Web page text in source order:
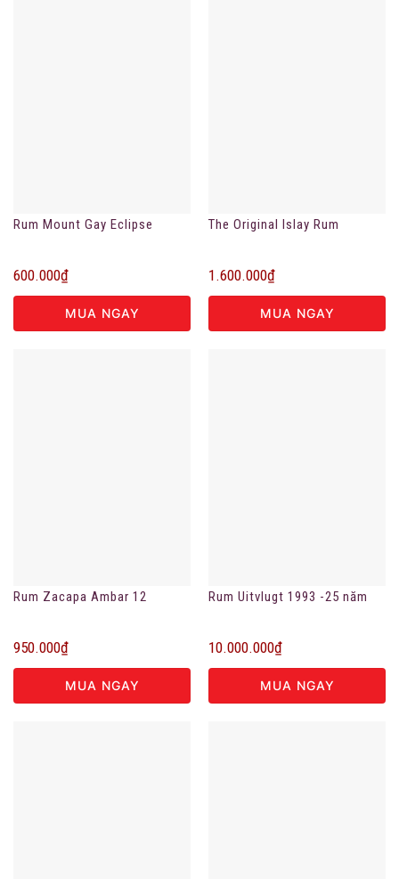
Rum Mount Gay Eclipse
600.000₫
MUA NGAY
The Original Islay Rum
1.600.000₫
MUA NGAY
Rum Zacapa Ambar 12
950.000₫
MUA NGAY
Rum Uitvlugt 1993 -25 năm
10.000.000₫
MUA NGAY